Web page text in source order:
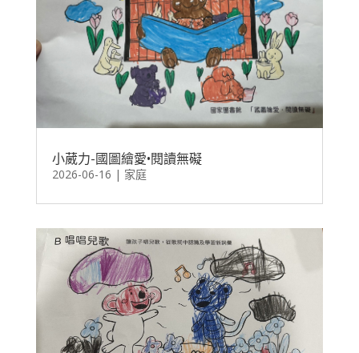
小葳力-國圖繪愛•閱讀無礙
2026-06-16 | 家庭